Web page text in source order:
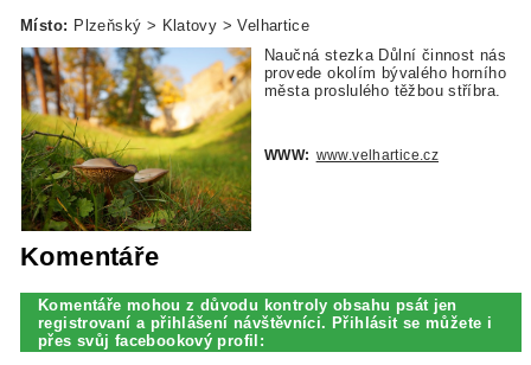
Místo: Plzeňský > Klatovy > Velhartice
Naučná stezka Důlní činnost nás
provede okolím bývalého horního
města proslulého těžbou stříbra.
WWW: www.velhartice.cz
Komentáře
Komentáře mohou z důvodu kontroly obsahu psát jen
registrovaní a přihlášení návštěvníci. Přihlásit se můžete i
přes svůj facebookový profil: